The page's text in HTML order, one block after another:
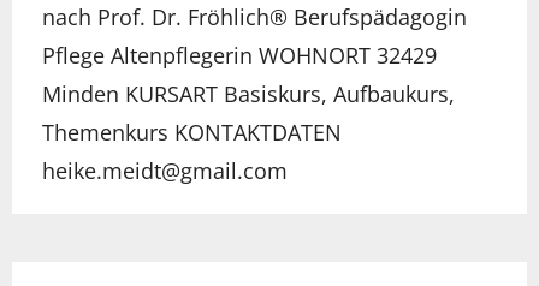
nach Prof. Dr. Fröhlich® Berufspädagogin
Pflege Altenpflegerin WOHNORT 32429
Minden KURSART Basiskurs, Aufbaukurs,
Themenkurs KONTAKTDATEN
heike.meidt@gmail.com